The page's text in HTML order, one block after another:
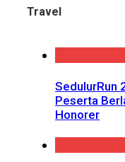
Travel
SedulurRun
Peserta
Honorer